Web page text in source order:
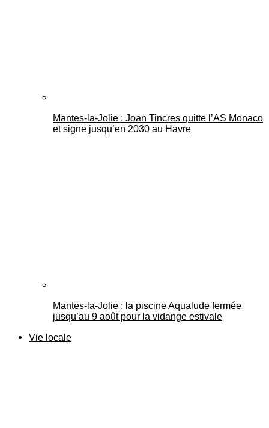
Mantes-la-Jolie : Joan Tincres quitte l’AS Monaco
et signe jusqu’en 2030 au Havre
Mantes-la-Jolie : la piscine Aqualude fermée
jusqu’au 9 août pour la vidange estivale
Vie locale